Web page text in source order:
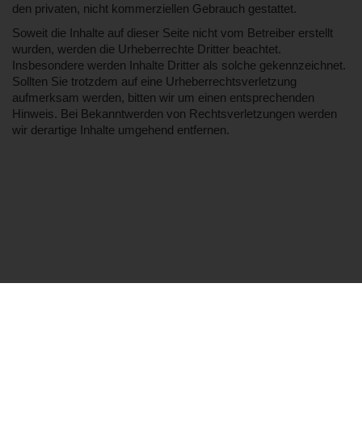
den privaten, nicht kommerziellen Gebrauch gestattet.
Soweit die Inhalte auf dieser Seite nicht vom Betreiber erstellt
wurden, werden die Urheberrechte Dritter beachtet.
Insbesondere werden Inhalte Dritter als solche gekennzeichnet.
Sollten Sie trotzdem auf eine Urheberrechtsverletzung
aufmerksam werden, bitten wir um einen entsprechenden
Hinweis. Bei Bekanntwerden von Rechtsverletzungen werden
wir derartige Inhalte umgehend entfernen.